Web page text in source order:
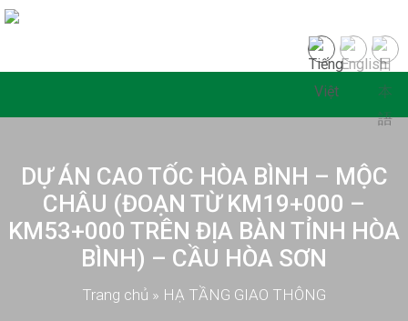
DỰ ÁN CAO TỐC HÒA BÌNH – MỘC
CHÂU (ĐOẠN TỪ KM19+000 –
KM53+000 TRÊN ĐỊA BÀN TỈNH HÒA
BÌNH) – CẦU HÒA SƠN
Trang chủ » HẠ TẦNG GIAO THÔNG